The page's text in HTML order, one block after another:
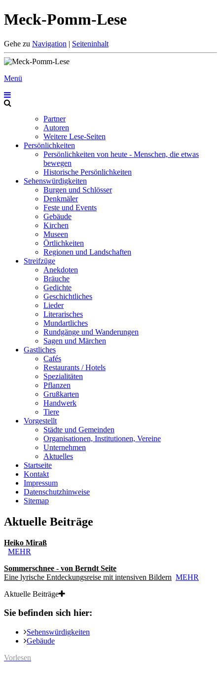
Meck-Pomm-Lese
Gehe zu Navigation | Seiteninhalt
Menü
Partner
Autoren
Weitere Lese-Seiten
Persönlichkeiten
Persönlichkeiten von heute - Menschen, die etwas
bewegen
Historische Persönlichkeiten
Sehenswürdigkeiten
Burgen und Schlösser
Denkmäler
Feste und Events
Gebäude
Kirchen
Museen
Örtlichkeiten
Regionen und Landschaften
Streifzüge
Anekdoten
Bräuche
Gedichte
Geschichtliches
Lieder
Literarisches
Mundartliches
Rundgänge und Wanderungen
Sagen und Märchen
Gastliches
Cafés
Restaurants / Hotels
Spezialitäten
Pflanzen
Grußkarten
Handwerk
Tiere
Vorgestellt
Städte und Gemeinden
Organisationen, Institutionen, Vereine
Unternehmen
Aktuelles
Startseite
Kontakt
Impressum
Datenschutzhinweise
Sitemap
Aktuelle Beiträge
Heiko Miraß
MEHR
Sommerschnee - von Berndt Seite
Eine lyrische Entdeckungsreise mit intensiven Bildern MEHR
Aktuelle Beiträge
Sie befinden sich hier:
Sehenswürdigkeiten
Gebäude
Vorlesen